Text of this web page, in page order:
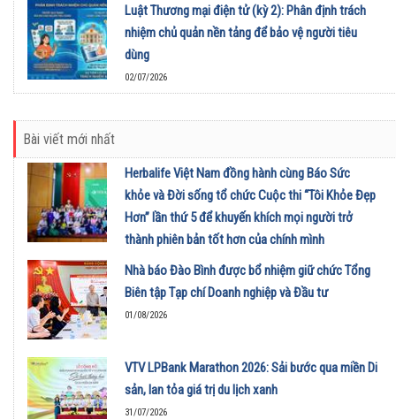
Luật Thương mại điện tử (kỳ 2): Phân định trách
nhiệm chủ quản nền tảng để bảo vệ người tiêu
dùng
02/07/2026
Bài viết mới nhất
Herbalife Việt Nam đồng hành cùng Báo Sức
khỏe và Đời sống tổ chức Cuộc thi “Tôi Khỏe Đẹp
Hơn” lần thứ 5 để khuyến khích mọi người trở
thành phiên bản tốt hơn của chính mình
01/08/2026
Nhà báo Đào Bình được bổ nhiệm giữ chức Tổng
Biên tập Tạp chí Doanh nghiệp và Đầu tư
01/08/2026
VTV LPBank Marathon 2026: Sải bước qua miền Di
sản, lan tỏa giá trị du lịch xanh
31/07/2026